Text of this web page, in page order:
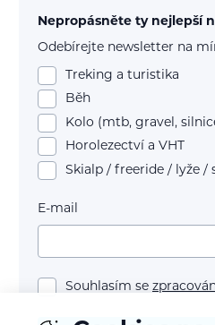
Nepropásněte ty nejlepší
Odebírejte newsletter na
Treking a turistika
Běh
Kolo (mtb, gravel,
Horolezectví a VHT
Skialp / freeride / lyže /
E-mail
Souhlasím se